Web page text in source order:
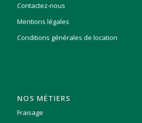
Contactez-nous
Mentions légales
Conditions générales de location
NOS MÉTIERS
Fraisage